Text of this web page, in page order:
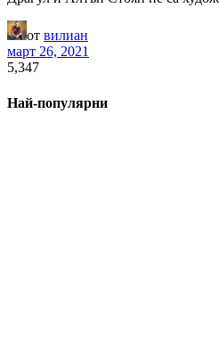
от вилиан
март 26, 2021
5,347
Най-популярни